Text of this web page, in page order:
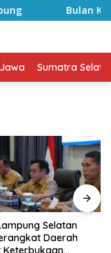
Bulan
Sumatra
Selatan
Daerah
Keterbukaan